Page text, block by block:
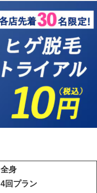
全身
4回プラン